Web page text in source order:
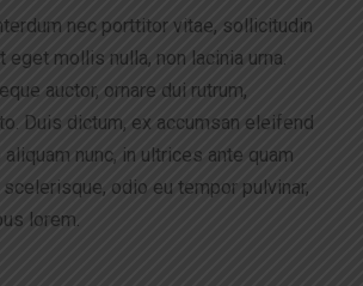
nec porttitor vitae, sollicitudin
eget mollis nulla, non lacinia urna.
auctor, ornare dui rutrum,
Duis dictum, ex accumsan eleifend
nunc, in ultrices ante quam
odio eu tempor pulvinar,
lorem.